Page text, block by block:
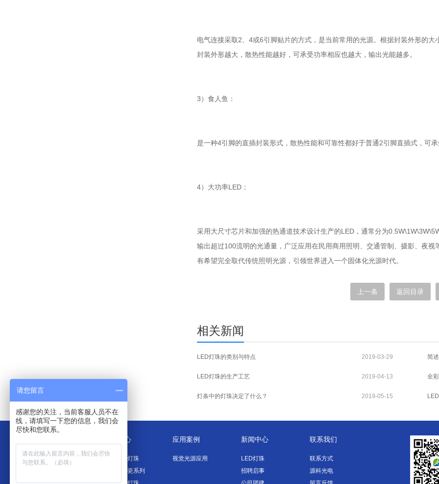
电气连接采取2、4或6引脚贴片的方式，是当前常用的光源。根据封装外形的
封装外形越大，散热性能越好，可承受功率相应也越大，输出光能越多。
3）食人鱼：
是一种4引脚的直插封装形式，散热性能和可靠性都好于普通2引脚直插式，可
4）大功率LED：
采用大尺寸芯片和加强的热通道技术设计生产的LED，通常分为
输出超过100流明的光通量，广泛应用在民用商用照明、交通管制、摄影、夜
有希望完全取代传统照明光源，引领世界进入一个固体化光源时代。
上一条 返回目录
相关新闻
2019-03-29
LED灯珠的类别与特点 简
2019-04-13
LED灯珠的生产工艺 全
2019-05-15
灯条中的灯珠决定了什么？
公司简介
产品中心
贴片LED灯珠
大功率陶瓷系列
应用案例
视觉光源应用
新闻中心
LED灯珠
招聘启事
联系我们
联系方式
源科光电
请您留言
感谢您的关注，当前客服人员不在
线，请填写一下您的信息，我们会
尽快和您联系。